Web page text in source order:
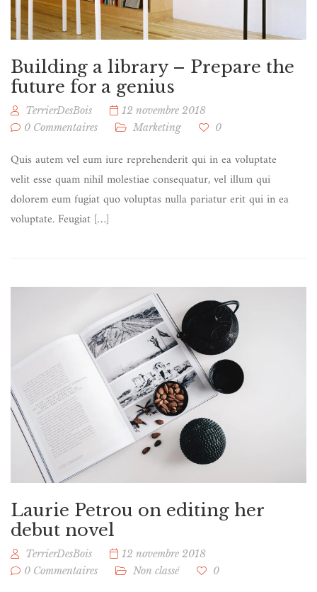
Building a library – Prepare the
future for a genius
TerrierDesBois
12 novembre 2018
0 Commentaires
Marketing 0
Quis autem vel eum iure reprehenderit qui in ea voluptate
velit esse quam nihil molestiae consequatur, vel illum qui
dolorem eum fugiat quo voluptas nulla pariatur erit qui in ea
voluptate. Feugiat […]
Laurie Petrou on editing her
debut novel
TerrierDesBois
12 novembre 2018
0 Commentaires
Non classé 0